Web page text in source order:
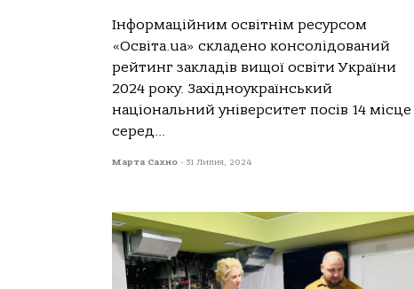
Інформаційним освітнім ресурсом
«Освіта.ua» складено консолідований
рейтинг закладів вищої освіти України
2024 року. Західноукраїнський
національний університет посів 14 місце
серед...
Марта Сахно - 31 Липня, 2024